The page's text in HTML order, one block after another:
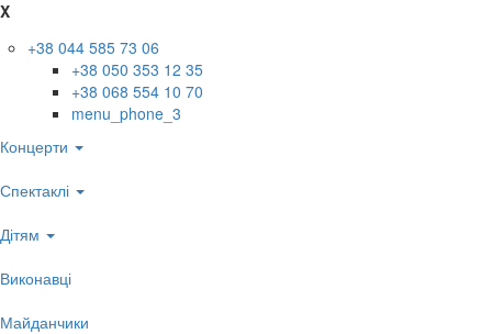
X
+38 044 585 73 06
+38 050 353 12 35
+38 068 554 10 70
menu_phone_3
Концерти
Спектаклі
Дітям
Виконавці
Майданчики